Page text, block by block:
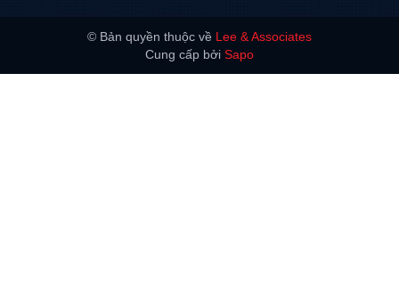
© Bản quyền thuộc về Lee & Associates
Cung cấp bởi Sapo